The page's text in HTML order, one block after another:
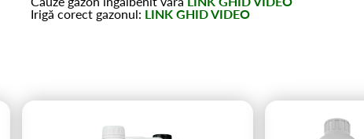
Irigă corect gazonul: LINK GHID VIDEO